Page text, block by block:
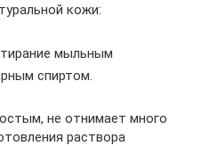
кожи:
мыльным
спиртом.
не отнимает много
раствора